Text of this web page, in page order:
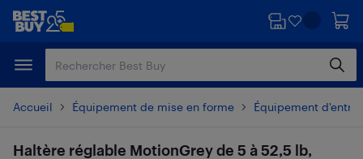
Passer
principal
Passer
Accueil Équipement de mise en forme Équipement
Haltère réglable MotionGrey de 5 à 52,5 lb,